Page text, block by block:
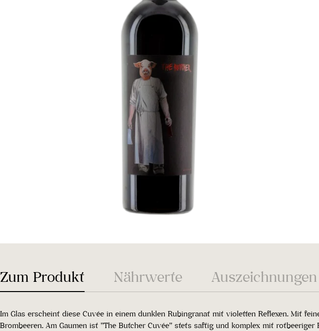
Zum Produkt Nährwerte Auszeichnungen
Im Glas erscheint diese Cuvée in einem dunklen Rubingranat mit violetten Reflexen. Mit
Brombeeren. Am Gaumen ist "The Butcher Cuvée" stets saftig und komplex mit